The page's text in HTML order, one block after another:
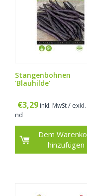
Stangenbohnen
'Blauhilde'
€3,29 inkl. MwSt/ exkl.
nd
Dem
hinzufügen